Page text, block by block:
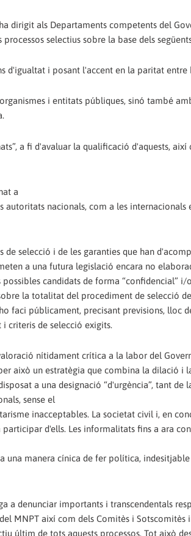
dirigit als Departaments competents del
selectius sobre la base dels
d'igualtat i posant l'accent en la paritat entre
i entitats públiques, sinó també
a fi d'avaluar la qualificació d'aquests,
a
nacionals, com a les internacionals
selecció i de les garanties que han
a una futura legislació encara no
candidats de forma “confidencial” i/
la totalitat del procediment de selecció de
faci públicament, precisant previsions, lloc
criteris de selecció exigits.
nítidament crítica a la labor del
això un estratègia que combina la dilació i
a una designació “d'urgència”, tant de
sense el
inacceptables. La societat civil i, en
d'ells. Les informalitats fins a ara
una manera cínica de fer política,
a denunciar importants i transcendentals
MNPT així com dels Comitès i Sotscomitès
últim de tots aquests processos. Tot això